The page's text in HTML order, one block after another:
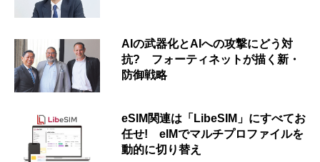
AIの武器化とAIへの攻撃にどう対
抗? フォーティネットが描く新・
防御戦略
eSIM関連は「LibeSIM」にすべてお
任せ! eIMでマルチプロファイルを
動的に切り替え